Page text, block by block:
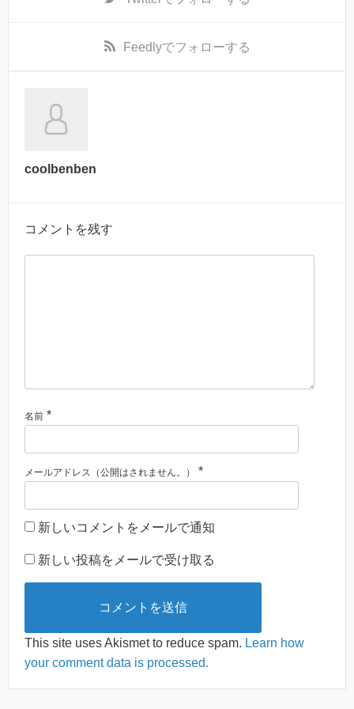
Feedlyでフォローする
coolbenben
コメントを残す
名前 *
メールアドレス（公開はされません。） *
新しいコメントをメールで通知
新しい投稿をメールで受け取る
This site uses Akismet to reduce spam. Learn how
your comment data is processed.